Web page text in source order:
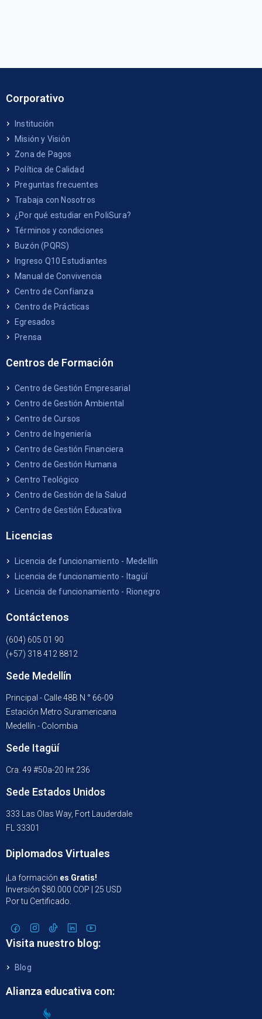
Corporativo
Institución
Misión y Visión
Zona de Pagos
Política de Calidad
Preguntas frecuentes
Trabaja con Nosotros
¿Por qué estudiar en PoliSura?
Términos y condiciones
Buzón (PQRS)
Ingreso Q10 Estudiantes
Manual de Convivencia
Centro de Confianza
Centro de Prácticas
Egresados
Prensa
Centros de Formación
Centro de Gestión Empresarial
Centro de Gestión Ambiental
Centro de Cursos
Centro de Ingeniería
Centro de Gestión Financiera
Centro de Gestión Humana
Centro Teológico
Centro de Gestión de la Salud
Centro de Gestión Educativa
Licencias
Licencia de funcionamiento - Medellín
Licencia de funcionamiento - Itagüí
Licencia de funcionamiento - Rionegro
Contáctenos
(604) 605 01 90
(+57) 318 412 8812
Sede Medellín
Principal - Calle 48B N ° 66-09
Estación Metro Suramericana
Medellín - Colombia
Sede Itagüí
Cra. 49 #50a-20 Int 236
Sede Estados Unidos
333 Las Olas Way, Fort Lauderdale
FL 33301
Diplomados Virtuales
¡La formación es Gratis!
Inversión $80.000 COP | 25 USD
Por tu Certificado.
Visita nuestro blog:
Blog
Alianza educativa con: